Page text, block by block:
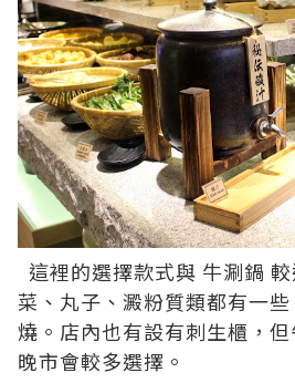
這裡的選擇款式與 牛涮鍋
菜、丸子、澱粉質類都有一
燒。店內也有設有刺生櫃，
晚市會較多選擇。